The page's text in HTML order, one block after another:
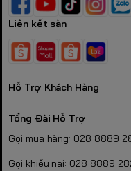
Liên kết sàn
Hỗ Trợ Khách Hàng
Tổng Đài Hỗ Trợ
Gọi mua hàng: 028 8889
Gọi khiếu nại: 028 8889